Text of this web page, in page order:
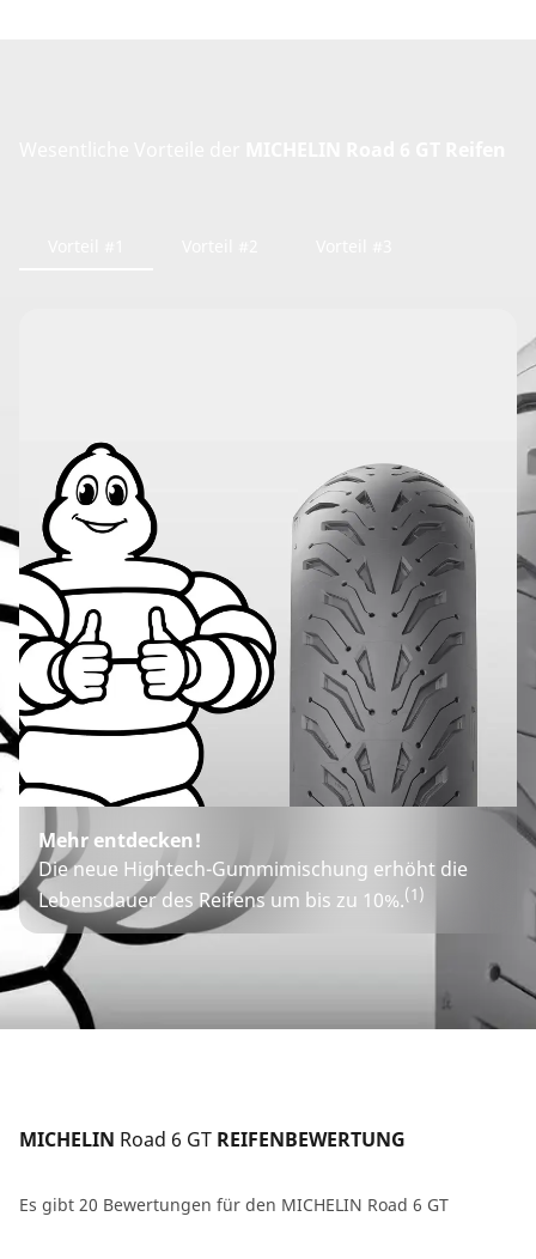
Mehr entdecken!
Die neue Hightech-Gummimischung erhöht die
Lebensdauer des Reifens um bis zu 10%.(1)
MICHELIN Road 6 GT REIFENBEWERTUNG
Es gibt 20 Bewertungen für den MICHELIN Road 6 GT